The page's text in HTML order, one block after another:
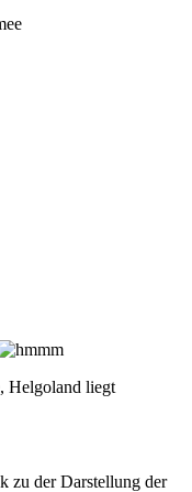
Helgoland liegt
zu der Darstellung der